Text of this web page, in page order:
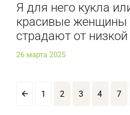
Я для него кукла
красивые женщины
страдают от
26 марта 2025
1 2 3 4 7